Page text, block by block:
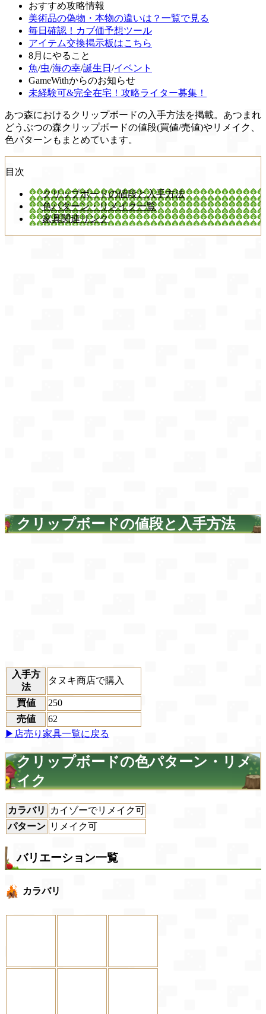
おすすめ攻略情報
美術品の偽物・本物の違いは？一覧で見る
毎日確認！カブ価予想ツール
アイテム交換掲示板はこちら
8月にやること
魚/虫/海の幸/誕生日 /イベント
GameWithからのお知らせ
未経験可&完全在宅！攻略ライター募集！
あつ森におけるクリップボードの入手方法を掲載。あつまれ
どうぶつの森クリップボードの値段(買値/売値)やリメイク、
色パターンもまとめています。
目次
クリップボードの値段と入手方法
色パターン・リメイク一覧
家具関連リンク
クリップボードの値段と入手方法
入手方
法
タヌキ商店で購入
買値
250
売値
62
▶店売り家具一覧に戻る
クリップボードの色パターン・リメ
イク
カラバリ
カイゾーでリメイク可
パターン リメイク可
バリエーション一覧
カラバリ